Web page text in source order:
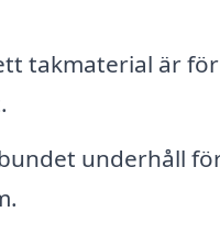
takmaterial är
underhåll